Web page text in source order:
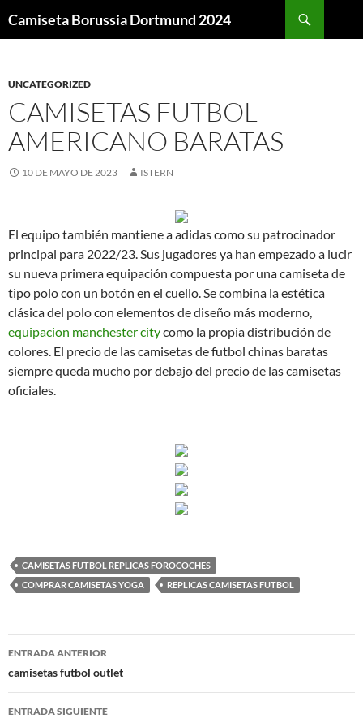
Camiseta Borussia Dortmund 2024
UNCATEGORIZED
CAMISETAS FUTBOL
AMERICANO BARATAS
10 DE MAYO DE 2023 ISTERN
El equipo también mantiene a adidas como su patrocinador
principal para 2022/23. Sus jugadores ya han empezado a lucir
su nueva primera equipación compuesta por una camiseta de
tipo polo con un botón en el cuello. Se combina la estética
clásica del polo con elementos de diseño más moderno,
equipacion manchester citycomo la propia distribución de
colores. El precio de las camisetas de futbol chinas baratas
siempre queda mucho por debajo del precio de las camisetas
oficiales.
CAMISETAS FUTBOL REPLICAS FOROCOCHES
COMPRAR CAMISETAS YOGA
REPLICAS CAMISETAS FUTBOL
Navegación
de
entradas
ENTRADA ANTERIOR
camisetas futbol outlet
ENTRADA SIGUIENTE